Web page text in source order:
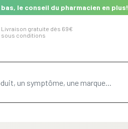
le conseil du pharmacien en plus!
Livraison gratuite dès 69€
sous conditions